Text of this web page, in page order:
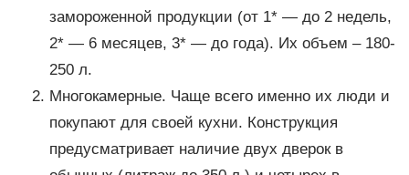
замороженной продукции (от 1* — до 2 недель,
2* — 6 месяцев, 3* — до года). Их объем – 180-
250 л.
Многокамерные. Чаще всего именно их люди и
покупают для своей кухни. Конструкция
предусматривает наличие двух дверок в